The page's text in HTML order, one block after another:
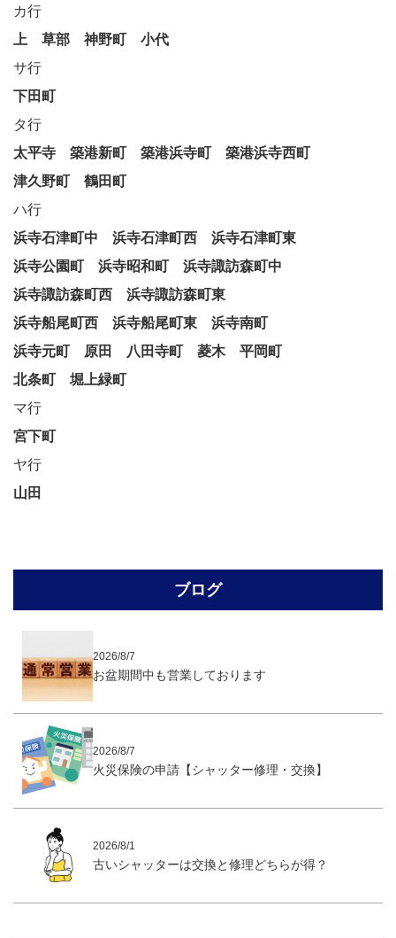
カ行
上
草部 神野町
小代
サ行
下田町
タ行
太平寺
築港新町 築港浜寺町
築港浜寺西町
津久野町
鶴田町
ハ行
浜寺石津町中
浜寺石津町西
浜寺石津町東
浜寺公園町
浜寺昭和町
浜寺諏訪森町中
浜寺諏訪森町西
浜寺諏訪森町東
浜寺船尾町西
浜寺船尾町東
浜寺南町
浜寺元町
原田 八田寺町 菱木
平岡町
北条町
堀上緑町
マ行
宮下町
ヤ行
山田
ブログ
2026/8/7
お盆期間中も営業しております
2026/8/7
火災保険の申請【シャッター修理・交換】
2026/8/1
古いシャッターは交換と修理どちらが得？